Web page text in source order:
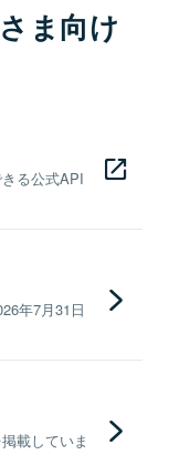
ま向け
る公式API
年7月31日
載していま